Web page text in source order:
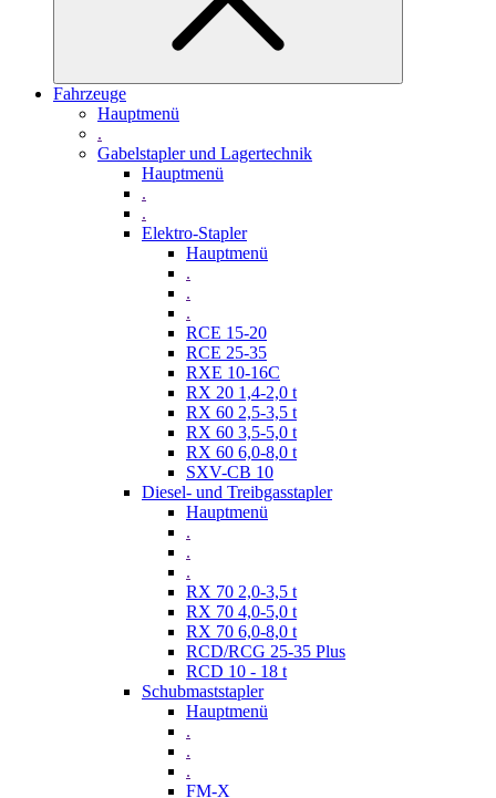
Fahrzeuge
Hauptmenü
.
Gabelstapler und Lagertechnik
Hauptmenü
.
.
Elektro-Stapler
Hauptmenü
.
.
.
RCE 15-20
RCE 25-35
RXE 10-16C
RX 20 1,4-2,0 t
RX 60 2,5-3,5 t
RX 60 3,5-5,0 t
RX 60 6,0-8,0 t
SXV-CB 10
Diesel- und Treibgasstapler
Hauptmenü
.
.
.
RX 70 2,0-3,5 t
RX 70 4,0-5,0 t
RX 70 6,0-8,0 t
RCD/RCG 25-35 Plus
RCD 10 - 18 t
Schubmaststapler
Hauptmenü
.
.
.
FM-X